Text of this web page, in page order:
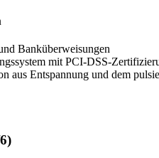
Banküberweisungen
mit PCI-DSS-
aus Entspannung und dem